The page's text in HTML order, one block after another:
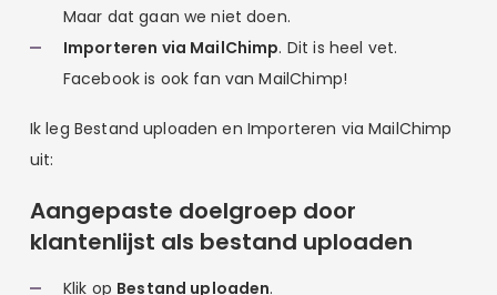
Maar dat gaan we niet doen.
Importeren via MailChimp. Dit is heel vet.
Facebook is ook fan van MailChimp!
Ik leg Bestand uploaden en Importeren via MailChimp
uit:
Aangepaste doelgroep door
klantenlijst als bestand uploaden
Klik op Bestand uploaden.